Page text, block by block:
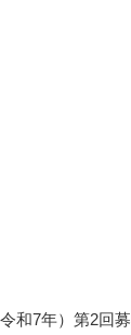
和7年）第2回募